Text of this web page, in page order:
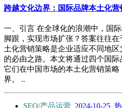
跨越文化边界：国际品牌本土化
一、引言 在全球化的浪潮中，国
脚跟，实现市场扩张？答案往往
土化营销策略是企业适应不同地
的必由之路。本文将通过四个国
它们在中国市场的本土化营销策
界。 ..
SEO/产品运营 2024-10-25